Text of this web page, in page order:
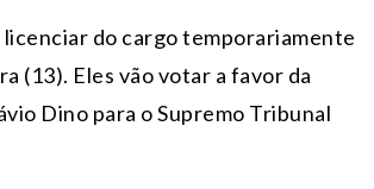
licenciar do cargo temporariamente
(13). Eles vão votar a favor da
Dino para o Supremo Tribunal